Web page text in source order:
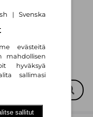
Svenska
| Svenska
evästeitä
mahdollisen
hyväksyä
sallimasi
sallitut